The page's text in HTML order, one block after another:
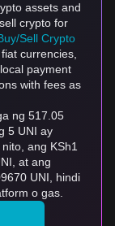
assets and
crypto for
Sell Crypto
currencies,
payment
with fees as
ng 517.05
5 UNI ay
ang KSh1
at ang
UNI, hindi
o gas.